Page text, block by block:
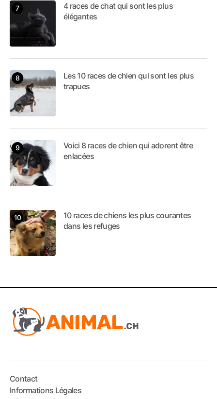
4 races de chat qui sont les plus
élégantes
Les 10 races de chien qui sont les plus
trapues
Voici 8 races de chien qui adorent être
enlacées
10 races de chiens les plus courantes
dans les refuges
Contact
Informations Légales